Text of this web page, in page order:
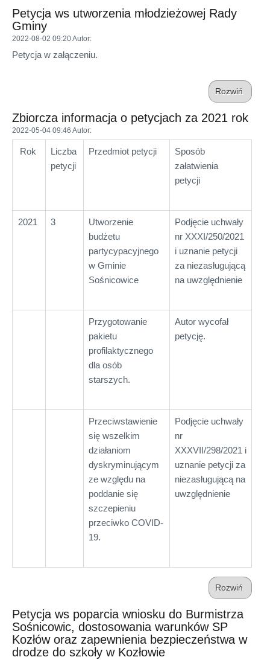
Petycja ws utworzenia młodzieżowej Rady
Gminy
2022-08-02 09:20Autor:
Petycja w załączeniu.
Rozwiń
Zbiorcza informacja o petycjach za 2021 rok
2022-05-04 09:46 Autor:
Rok
Liczba
petycji
Przedmiot petycji
Sposób
załatwienia
petycji
2021 3
Utworzenie
budżetu
partycypacyjnego
w Gminie
Sośnicowice
Podjęcie uchwały
nr XXXI/250/2021
i uznanie petycji
za niezasługującą
na uwzględnienie
Przygotowanie
pakietu
profilaktycznego
dla osób
starszych.
Autor wycofał
petycję.
Przeciwstawienie
się wszelkim
działaniom
dyskryminującym
ze względu na
poddanie się
szczepieniu
przeciwko COVID-
19.
Podjęcie uchwały
nr
XXXVII/298/2021 i
uznanie petycji za
niezasługującą na
uwzględnienie
Rozwiń
Petycja ws poparcia wniosku do Burmistrza
Sośnicowic, dostosowania warunków SP
Kozłów oraz zapewnienia bezpieczeństwa w
drodze do szkoły w Kozłowie